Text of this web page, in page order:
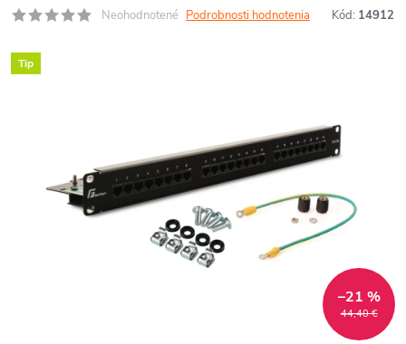
Neohodnotené Podrobnosti hodnotenia Kód: 14912
Tip
44,40 €
–21 %